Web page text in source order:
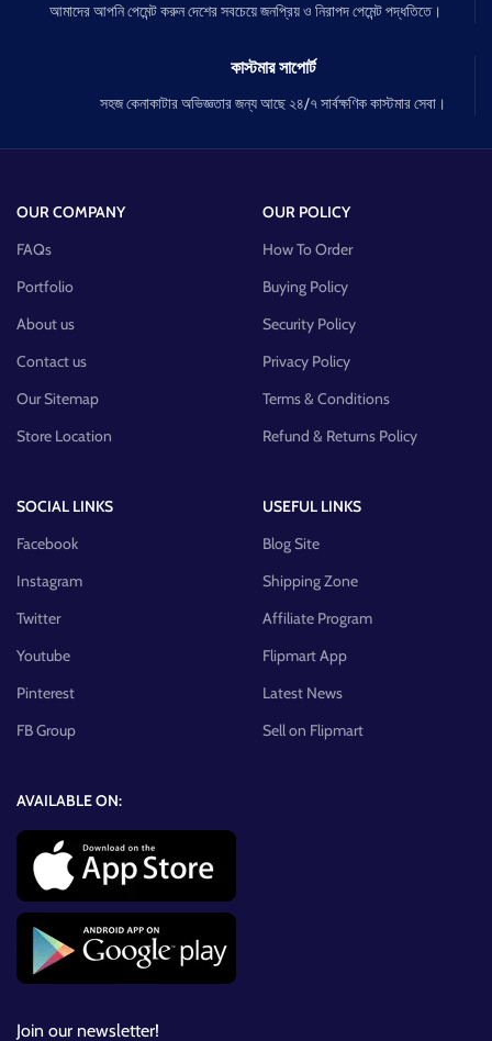
আমাদের আপনি পেমেন্ট করুন দেশের সবচেয়ে জনপ্রিয় ও নিরাপদ পেমেন্ট পদ্ধতিতে।
কাস্টমার সাপোর্ট
সহজ কেনাকাটার অভিজ্ঞতার জন্য আছে ২৪/৭ সার্বক্ষণিক কাস্টমার সেবা।
OUR COMPANY
FAQs
Portfolio
About us
Contact us
Our Sitemap
Store Location
OUR POLICY
How To Order
Buying Policy
Security Policy
Privacy Policy
Terms & Conditions
Refund & Returns Policy
SOCIAL LINKS
Facebook
Instagram
Twitter
Youtube
Pinterest
FB Group
USEFUL LINKS
Blog Site
Shipping Zone
Affiliate Program
Flipmart App
Latest News
Sell on Flipmart
AVAILABLE ON:
Join our newsletter!